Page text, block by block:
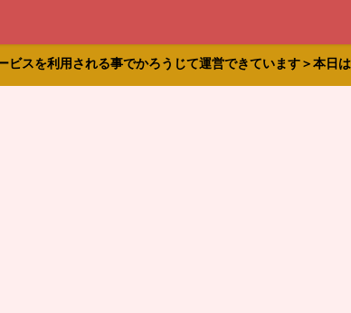
スを利用される事でかろうじて運営できています＞本日